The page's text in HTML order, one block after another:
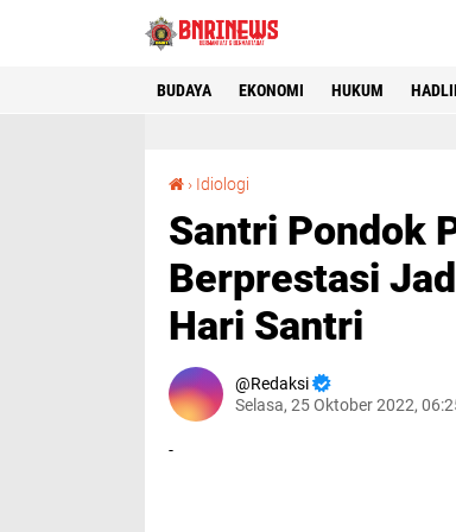
BUDAYA EKONOMI HUKUM
› Idiologi
Santri Pondok
Berprestasi
Hari Santri
Redaksi
Selasa, 25 Oktober 2022,
-